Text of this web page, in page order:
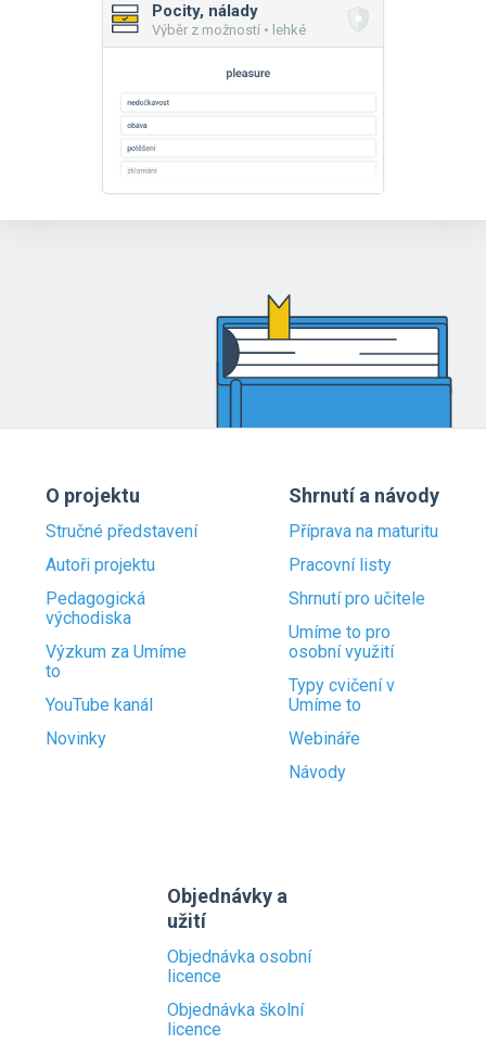
Pocity, nálady
Výběr z možností • lehké
O projektu
Stručné představení
Autoři projektu
Pedagogická
východiska
Výzkum za Umíme
to
YouTube kanál
Novinky
Shrnutí a návody
Příprava na maturitu
Pracovní listy
Shrnutí pro učitele
Umíme to pro
osobní využití
Typy cvičení v
Umíme to
Webináře
Návody
Objednávky a
užití
Objednávka osobní
licence
Objednávka školní
licence